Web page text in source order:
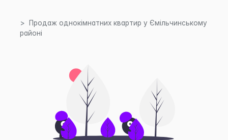
Продаж однокімнатних квартир у Ємільчинському
районі